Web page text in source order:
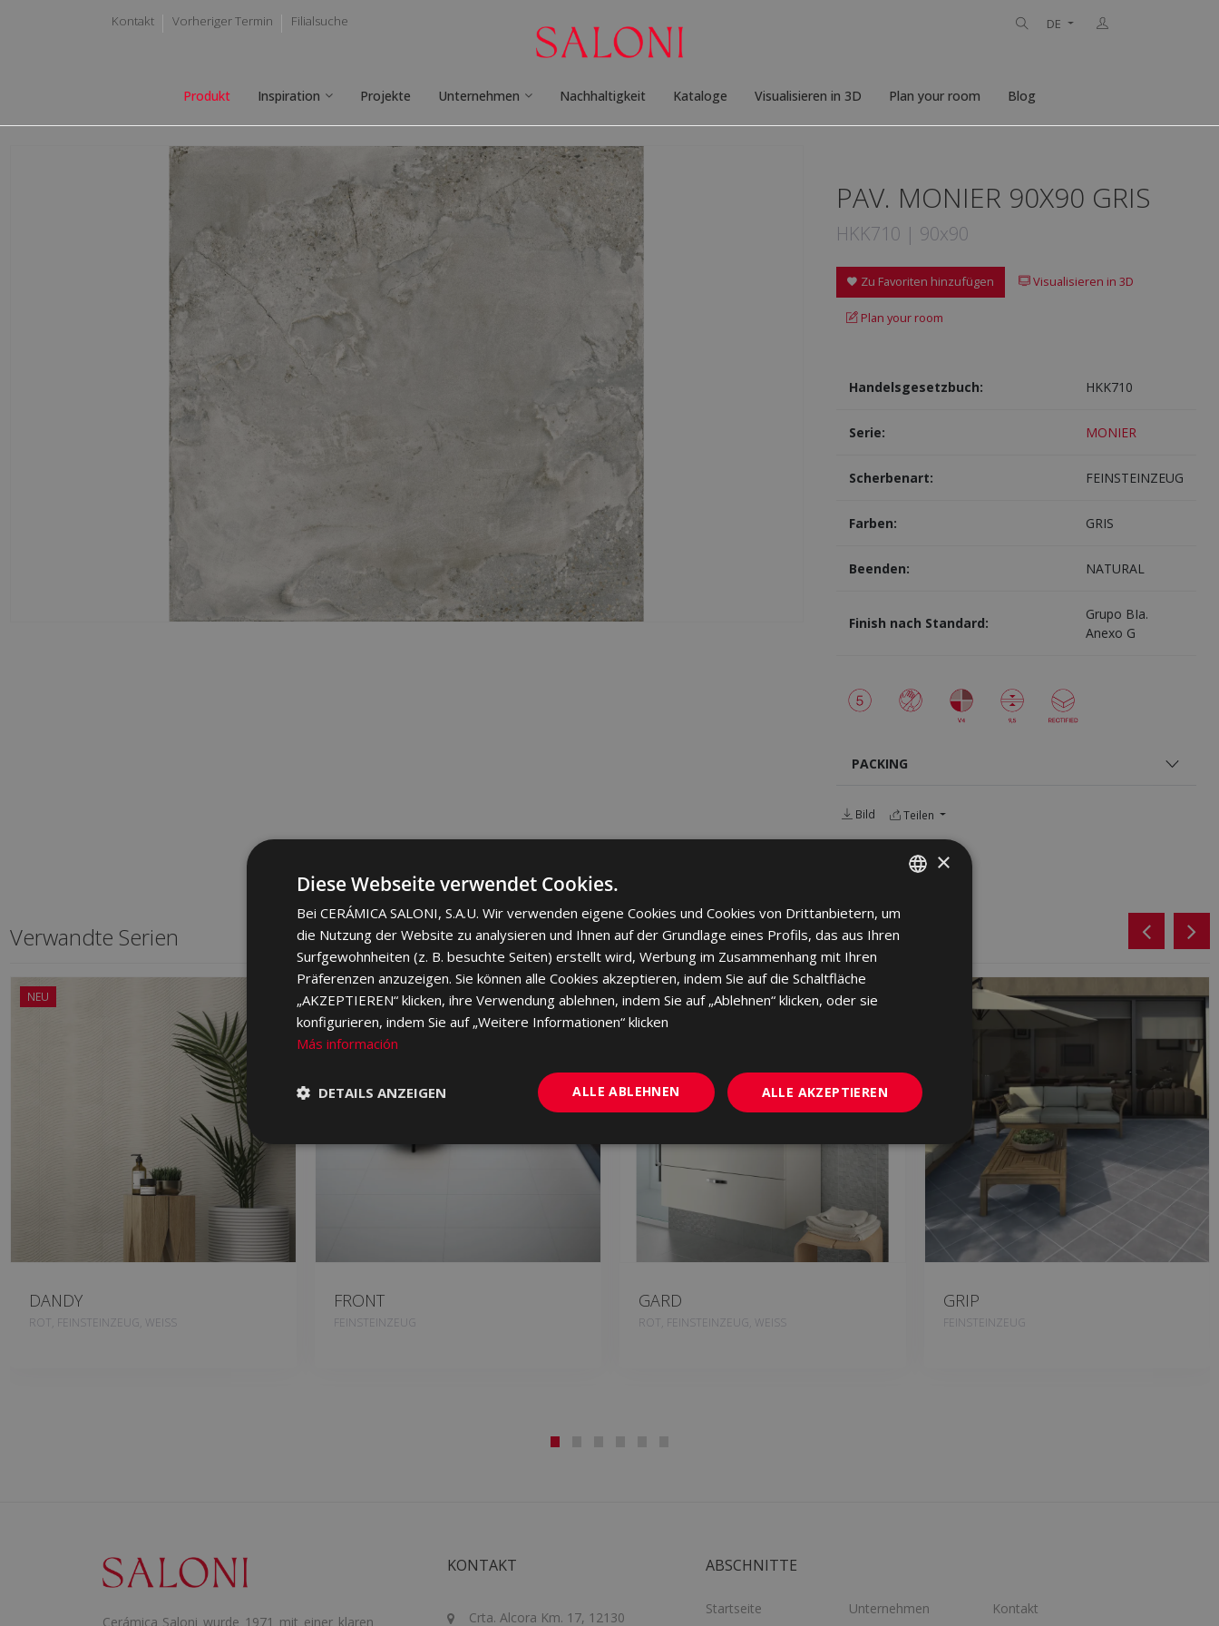
Kontakt Vorheriger Termin Filialsuche DE
Produkt Inspiration Projekte Unternehmen Nachhaltigkeit Kataloge Visualisieren in 3D Plan your room Blog
PAV. MONIER 90X90 GRIS
HKK710 | 90x90
Zu Favoriten hinzufügen Visualisieren in 3D
Plan your room
Handelsgesetzbuch: HKK710
Serie: MONIER
Scherbenart: FEINSTEINZEUG
Farben: GRIS
Beenden: NATURAL
Finish nach Standard:
Grupo BIa.
Anexo G
PACKING
Bild Teilen
Verwandte Serien
NEU
DANDY
ROT, FEINSTEINZEUG, WEISS
FRONT
FEINSTEINZEUG
NEU
GARD
ROT, FEINSTEINZEUG, WEISS
GRIP
FEINSTEINZEUG
Cerámica Saloni wurde 1971 mit einer klaren
KONTAKT
Crta. Alcora Km. 17, 12130
ABSCHNITTE
Startseite Unternehmen Kontakt
SPANISH
ENGLISH
GERMAN
×
Diese Webseite verwendet Cookies.
Bei CERÁMICA SALONI, S.A.U. Wir verwenden eigene Cookies und Cookies von Drittanbietern, um
die Nutzung der Website zu analysieren und Ihnen auf der Grundlage eines Profils, das aus Ihren
Surfgewohnheiten (z. B. besuchte Seiten) erstellt wird, Werbung im Zusammenhang mit Ihren
Präferenzen anzuzeigen. Sie können alle Cookies akzeptieren, indem Sie auf die Schaltfläche
„AKZEPTIEREN“ klicken, ihre Verwendung ablehnen, indem Sie auf „Ablehnen“ klicken, oder sie
konfigurieren, indem Sie auf „Weitere Informationen“ klicken
Más información
ALLE AKZEPTIEREN
ALLE ABLEHNEN
DETAILS ANZEIGEN